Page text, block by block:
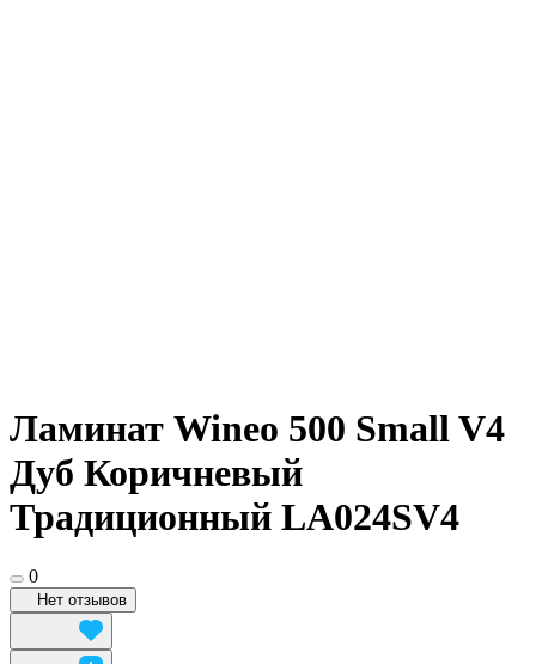
Ламинат Wineo 500 Small V4
Дуб Коричневый
Традиционный LA024SV4
0
Нет отзывов